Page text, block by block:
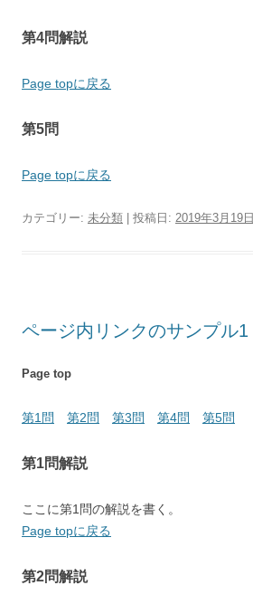
第4問解説
Page topに戻る
第5問
Page topに戻る
カテゴリー: 未分類 | 投稿日: 2019年3月19日
ページ内リンクのサンプル1
Page top
第1問 第2問 第3問 第4問 第5問
第1問解説
ここに第1問の解説を書く。
Page topに戻る
第2問解説